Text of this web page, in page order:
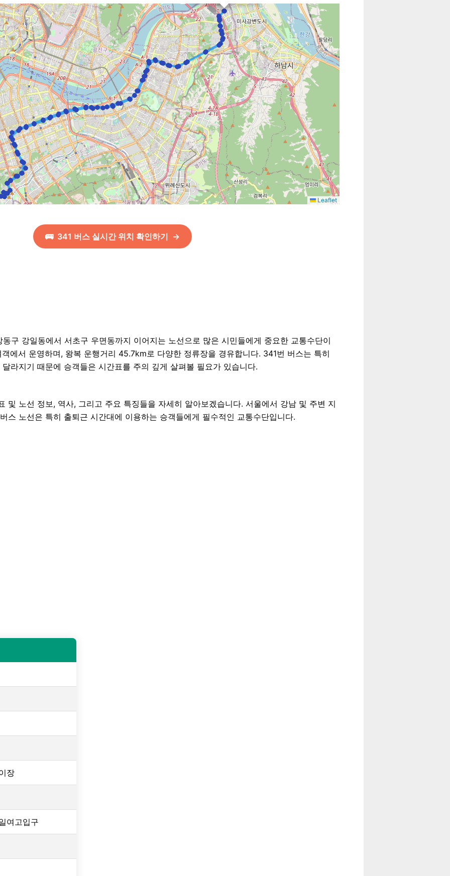
Leaflet
🚌 341 버스 실시간 위치 확인하기 →
구 강일동에서 서초구 우면동까지 이어지는 노선으로 많은 시민들에게 중요한 교통수단이
에서 운영하며, 왕복 운행거리 45.7km로 다양한 정류장을 경유합니다. 341번 버스는 특히
라지기 때문에 승객들은 시간표를 주의 깊게 살펴볼 필요가 있습니다.
및 노선 정보, 역사, 그리고 주요 특징들을 자세히 알아보겠습니다. 서울에서 강남 및 주변 지
스 노선은 특히 출퇴근 시간대에 이용하는 승객들에게 필수적인 교통수단입니다.
장
여고입구